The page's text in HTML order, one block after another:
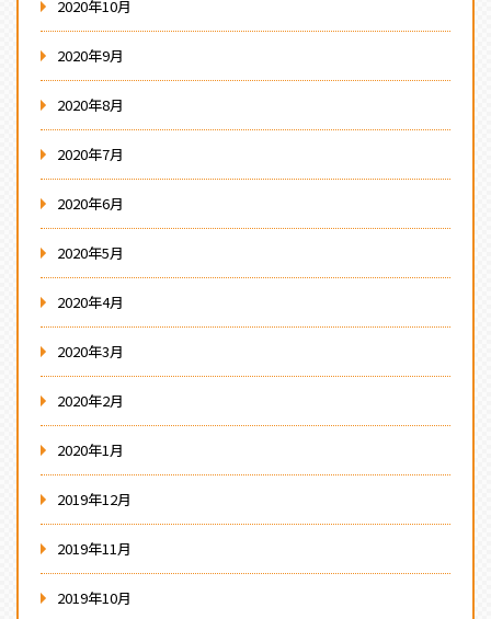
2020年10月
2020年9月
2020年8月
2020年7月
2020年6月
2020年5月
2020年4月
2020年3月
2020年2月
2020年1月
2019年12月
2019年11月
2019年10月